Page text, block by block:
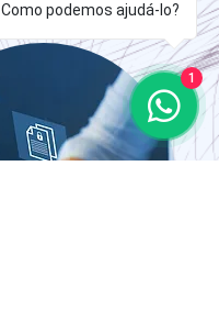
Como podemos ajudá-lo?
1